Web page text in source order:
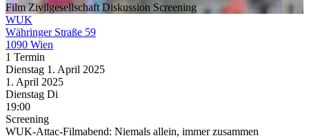
FilmZivilgesellschaft Diskussion Screening
WUK
Währinger Straße 59
1090 Wien
1 Termin
Dienstag 1. April 2025
1. April 2025
Dienstag Di
19:00
Screening
WUK-Attac-Filmabend: Niemals allein, immer zusammen